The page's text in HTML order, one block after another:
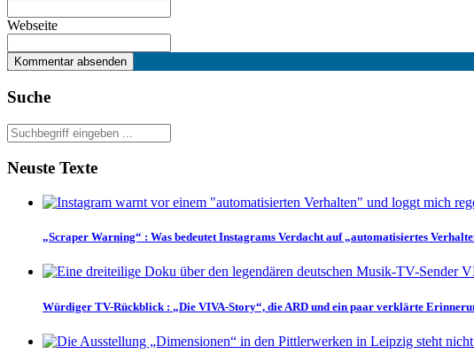
Webseite
Suche
Neuste Texte
„Scraper Warning“ : Was bedeutet Instagrams Verdacht auf „automatisiertes
Würdiger TV-Rückblick : „Die VIVA-Story“, die ARD und ein paar verklärte